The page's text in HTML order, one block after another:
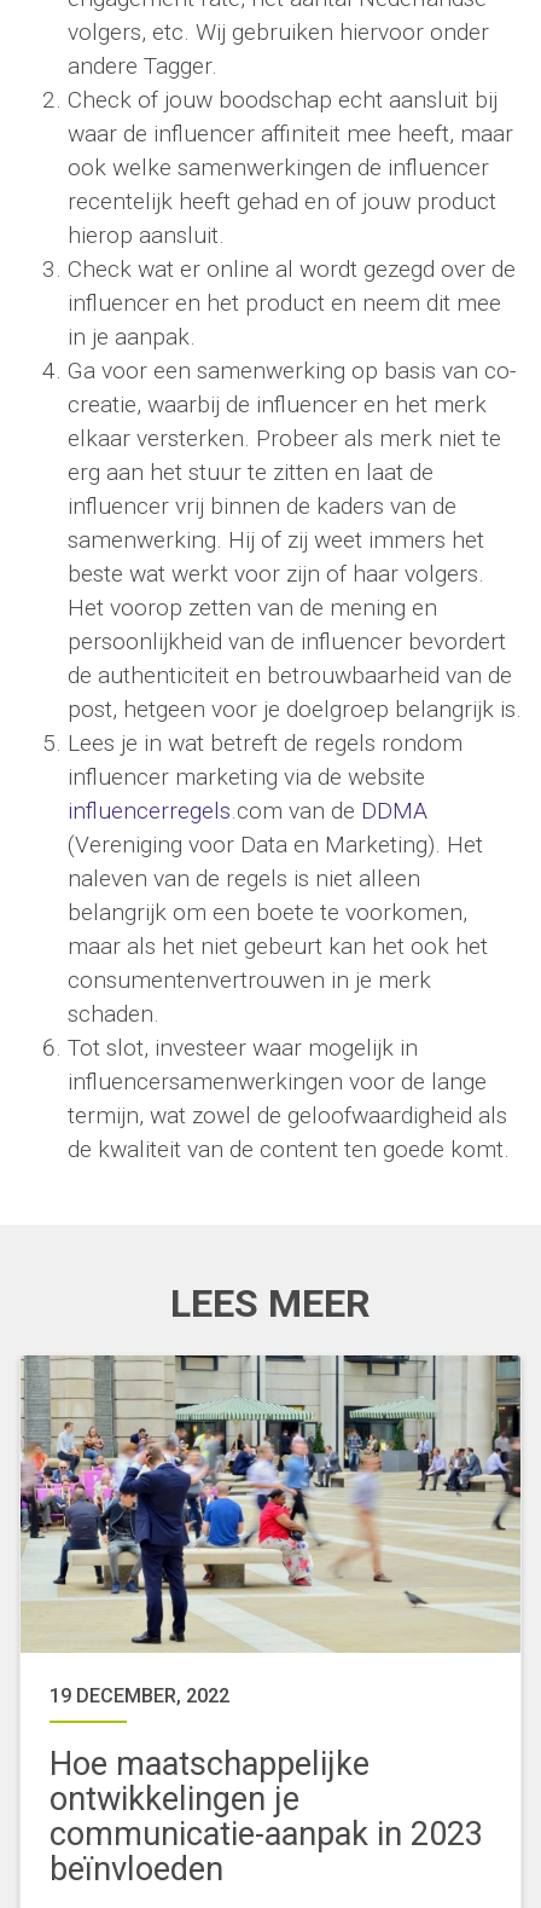
volgers, etc. Wij gebruiken hiervoor onder
andere Tagger.
Check of jouw boodschap echt aansluit bij
waar de influencer affiniteit mee heeft, maar
ook welke samenwerkingen de influencer
recentelijk heeft gehad en of jouw product
hierop aansluit.
Check wat er online al wordt gezegd over de
influencer en het product en neem dit mee
in je aanpak.
Ga voor een samenwerking op basis van co-
creatie, waarbij de influencer en het merk
elkaar versterken. Probeer als merk niet te
erg aan het stuur te zitten en laat de
influencer vrij binnen de kaders van de
samenwerking. Hij of zij weet immers het
beste wat werkt voor zijn of haar volgers.
Het voorop zetten van de mening en
persoonlijkheid van de influencer bevordert
de authenticiteit en betrouwbaarheid van de
post, hetgeen voor je doelgroep belangrijk is.
Lees je in wat betreft de regels rondom
influencer marketing via de website
influencerregels.com van de DDMA
(Vereniging voor Data en Marketing). Het
naleven van de regels is niet alleen
belangrijk om een boete te voorkomen,
maar als het niet gebeurt kan het ook het
consumentenvertrouwen in je merk
schaden.
Tot slot, investeer waar mogelijk in
influencersamenwerkingen voor de lange
termijn, wat zowel de geloofwaardigheid als
de kwaliteit van de content ten goede komt.
LEES MEER
19 DECEMBER, 2022
Hoe maatschappelijke
ontwikkelingen je
communicatie-aanpak in 2023
beïnvloeden